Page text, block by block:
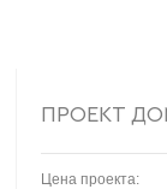
ПРОЕКТ
Цена проекта: